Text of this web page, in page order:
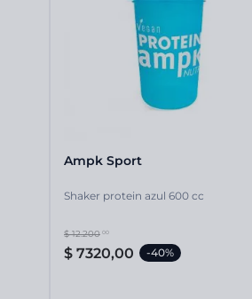
Ampk Sport
Shaker protein azul 600 cc
$ 12.200 00
$ 7320,00 -40%